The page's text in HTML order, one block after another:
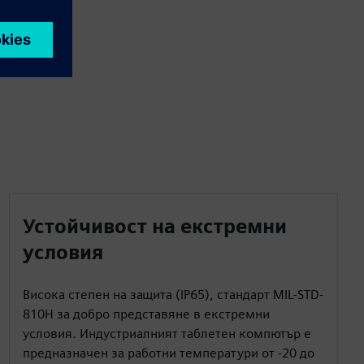
Устойчивост на екстремни
условия
Висока степен на защита (IP65), стандарт MIL-STD-
810H за добро представяне в екстремни
условия. Индустриалният таблетен компютър е
предназначен за работни температури от -20 до